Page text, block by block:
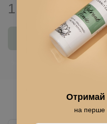
Отримай
на перше
1 663 грн 3 325
для отображения
В